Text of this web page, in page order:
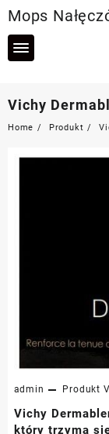
to
content
Mops
Vichy
Home Produkt
admin Produkt
Vichy
który trzyma